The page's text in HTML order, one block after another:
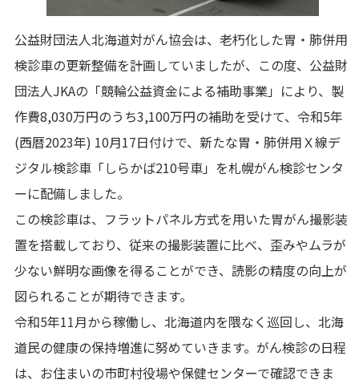
公益財団法人北海道対がん協会は、老朽化した胃・肺併用
検診車の更新整備を計画していましたが、この度、公益財
団法人JKAの「競輪公益資金による補助事業」により、製
作費8,030万円のうち3,100万円の補助を受けて、令和5年
(西暦2023年) 10月17日付けで、新たな胃・肺併用Ｘ線デ
ジタル検診車「しらかば210号車」を札幌がん検診センタ
ーに配備しました。
この検診車は、フラットパネル方式を用いた胃がん撮影装
置を搭載しており、従来の撮影装置に比べ、歪みやムラが
少ない鮮明な画像を得ることができ、読影の精度の向上が
図られることが期待できます。
令和5年11月から稼働し、北海道内を隈なく巡回し、北海
道民の健康の保持増進に努めていきます。がん検診の日程
は、お住まいの市町村役場や保健センターで確認できま